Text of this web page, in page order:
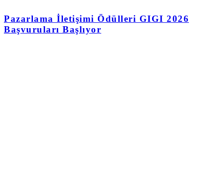
Pazarlama İletişimi Ödülleri GIGI 2026
Başvuruları Başlıyor